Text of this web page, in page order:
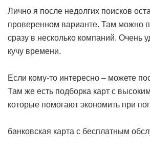
Лично я после недолгих поисков
проверенном варианте. Там можно
сразу в несколько компаний. Очень
кучу времени.
Если кому-то интересно – можете
Там же есть подборка карт с
которые помогают экономить при
банковская карта с бесплатным